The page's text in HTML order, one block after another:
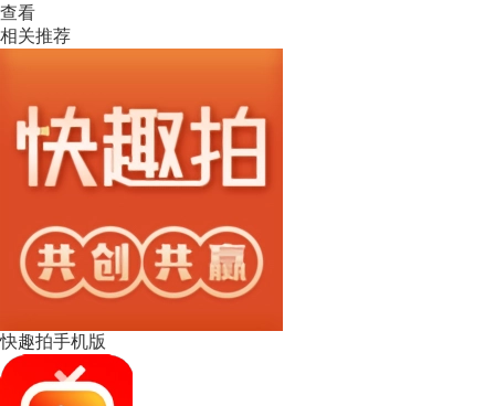
查看
相关推荐
快趣拍手机版